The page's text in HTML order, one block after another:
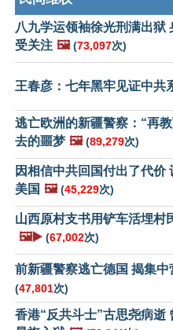
八九学运领袖徐光刑满出狱
受关注 🖼️ (73,097次)
王春彦：七年黑牢见证中共
逃亡欧洲的新疆警察：“再
去的噩梦 🖼️ (89,279次)
因相信中共回国付出了代价
美国 🖼️ (45,229次)
山西原村支书用铲车活埋村
🖼️▶️ (67,002次)
前新疆警察逃亡德国 揭集中
(47,801次)
香港“反共斗士”古思尧病逝